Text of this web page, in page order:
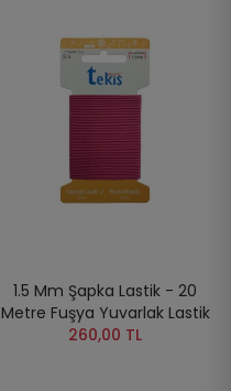
1.5 Mm Şapka Lastik - 20
Metre Fuşya Yuvarlak Lastik
260,00 TL